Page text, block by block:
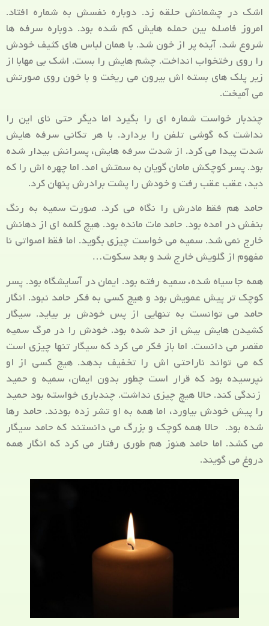
اشک در چشمانش حلقه زد. دوباره نفسش به شماره افتاد.
امروز فاصله بین حمله هایش کم شده بود. دوباره سرفه ها
شروع شد. آینه پر از خون شد. با همان لباس های کثیف خودش
را روی رختخواب انداخت. چشم هایش را بست. اشک بی مهابا از
زیر پلک های بسته اش بیرون می ریخت و با خون روی صورتش
می آمیخت.
چندبار خواست شماره ای را بگیرد اما دیگر حتی نای این را
نداشت که گوشی تلفن را بردارد. با هر تکانی سرفه هایش
شدت پیدا می کرد. از شدت سرفه هایش، پسرانش بیدار شده
بود. پسر کوچکش مامان گویان به سمتش امد. اما چهره اش را که
دید، عقب عقب رفت و خودش را پشت برادرش پنهان کرد.
حامد هم فقط مادرش را نگاه می کرد. صورت سمیه به رنگ
بنفش در امده بود. حامد مات مانده بود. هیچ کلمه ای از دهانش
خارج نمی شد. سمیه می خواست چیزی بگوید. اما فقط اصواتی نا
مفهوم از گلویش خارج شد و بعد سکوت…
همه جا سیاه شده، سمیه رفته بود. ایمان در آسایشگاه بود. پسر
کوچک تر پیش عمویش بود و هیچ کسی به فکر حامد نبود. انگار
حامد می توانست به تنهایی از پس خودش بر بیاید. سیگار
کشیدن هایش بیش از حد شده بود. خودش را در مرگ سمیه
مقصر می دانست. اما باز فکر می کرد که سیگار تنها چیزی است
که می تواند ناراحتی اش را تخفیف بدهد. هیچ کسی از او
نپرسیده بود که قرار است چطور بدون ایمان، سمیه و حمید
زندگی کند. حالا هیچ چیزی نداشت. چندباری خواسته بود حمید
را پیش خودش بیاورد، اما همه به او تشر زده بودند. حامد رها
شده بود. حالا همه کوچک و بزرگ می دانستند که حامد سیگار
می کشد. اما حامد هنوز هم طوری رفتار می کرد که انگار همه
دروغ می گویند.